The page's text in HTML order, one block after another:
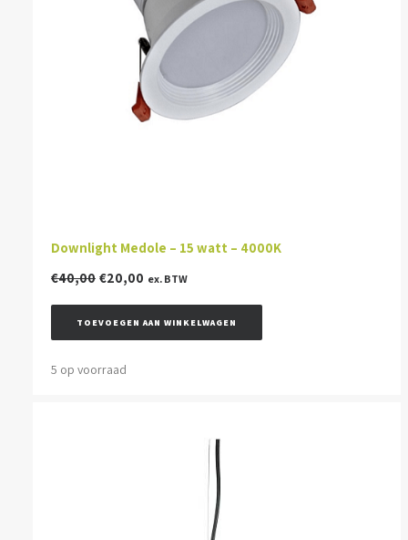
Downlight Medole – 15 watt – 4000K
€40,00 Oorspronkelijke
was:
€40,00.
€20,00 Huidige
is:
€20,00.
ex. BTW
TOEVOEGEN AAN WINKELWAGEN
5 op voorraad